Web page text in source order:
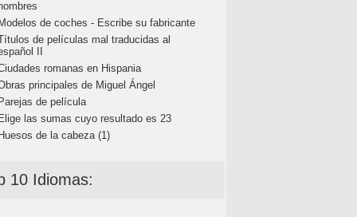
de coches - Escribe su fabricante
de películas mal traducidas al
II
romanas en Hispania
principales de Miguel Ángel
de película
las sumas cuyo resultado es 23
de la cabeza (1)
10 Idiomas: